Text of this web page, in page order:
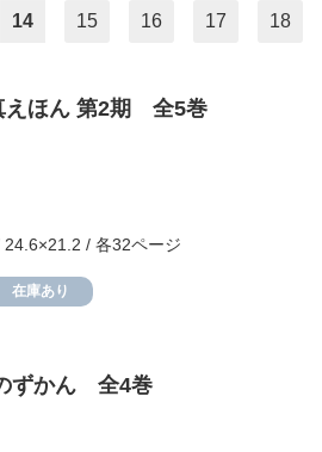
14 15 16 17 18
えほん 第2期 全5巻
/ 各32ページ
在庫あり
ずかん 全4巻